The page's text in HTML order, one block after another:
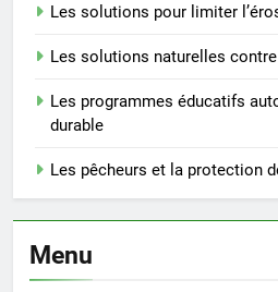
Les solutions pour limiter
Les solutions naturelles
Les programmes éducatifs
durable
Les pêcheurs et la protection
Menu